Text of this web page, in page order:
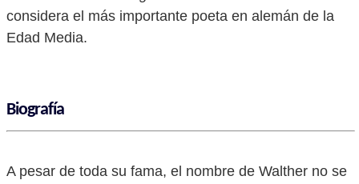
considera el más importante poeta en alemán de la
Edad Media.
Biografía
A pesar de toda su fama, el nombre de Walther no se